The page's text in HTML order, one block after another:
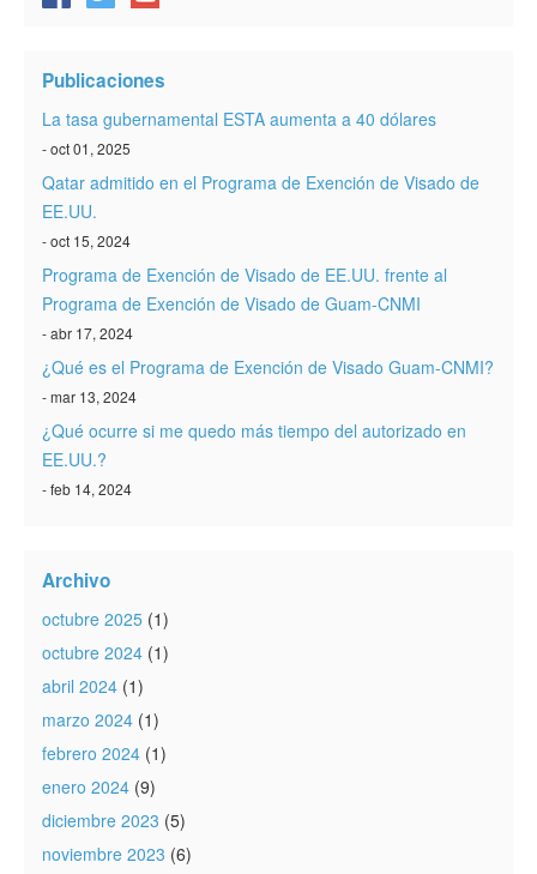
VWP
ESTA Información
Contacto
Publicaciones
La tasa gubernamental ESTA aumenta a 40 dólares
- oct 01, 2025
Qatar admitido en el Programa de Exención de Visado de
EE.UU.
- oct 15, 2024
Programa de Exención de Visado de EE.UU. frente al
Programa de Exención de Visado de Guam-CNMI
- abr 17, 2024
¿Qué es el Programa de Exención de Visado Guam-CNMI?
- mar 13, 2024
¿Qué ocurre si me quedo más tiempo del autorizado en
EE.UU.?
- feb 14, 2024
Archivo
octubre 2025 (1)
octubre 2024 (1)
abril 2024 (1)
marzo 2024 (1)
febrero 2024 (1)
enero 2024 (9)
diciembre 2023 (5)
noviembre 2023 (6)